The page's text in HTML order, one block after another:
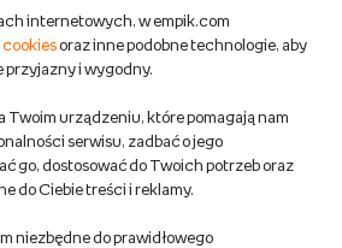
zakupy w aplikacji. Pobierz i
zniżkowych.Dowiedz się więcej
internetowych, w empik.com
cookiesoraz inne podobne technologie, aby
przyjazny i wygodny.
Twoim urządzeniu, które pomagają nam
serwisu, zadbać o jego
go, dostosować do Twoich potrzeb oraz
do Ciebie treści i reklamy.
niezbędne do prawidłowego